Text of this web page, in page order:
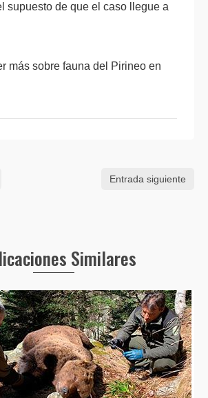
supuesto de que el caso llegue a
más sobre fauna del Pirineo en
Entrada siguiente
Similares